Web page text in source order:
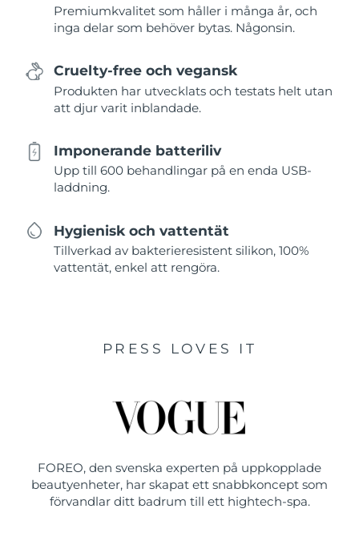
Premiumkvalitet som håller i många år, och
inga delar som behöver bytas. Någonsin.
Cruelty-free och vegansk
Produkten har utvecklats och testats helt utan
att djur varit inblandade.
Imponerande batteriliv
Upp till 600 behandlingar på en enda USB-
laddning.
Hygienisk och vattentät
Tillverkad av bakterieresistent silikon, 100%
vattentät, enkel att rengöra.
PRESS LOVES IT
FOREO, den svenska experten på uppkopplade
beautyenheter, har skapat ett snabbkoncept som
förvandlar ditt badrum till ett hightech-spa.